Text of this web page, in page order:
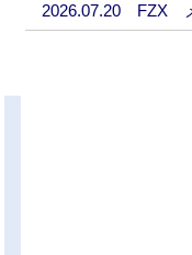
2026.07.20 FZX